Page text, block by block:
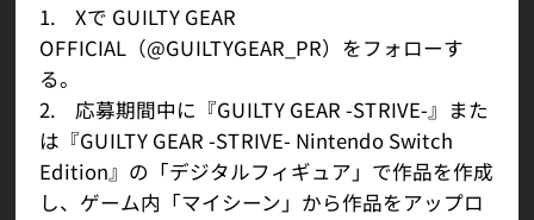
1. Xで GUILTY GEAR
OFFICIAL（@GUILTYGEAR_PR）をフォローす
る。
2. 応募期間中に『GUILTY GEAR -STRIVE-』また
は『GUILTY GEAR -STRIVE- Nintendo Switch
Edition』の「デジタルフィギュア」で作品を作成
し、ゲーム内「マイシーン」から作品をアップロ